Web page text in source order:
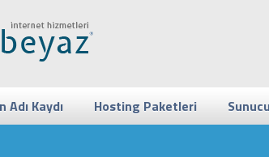
Adı Kaydı Hosting Paketleri